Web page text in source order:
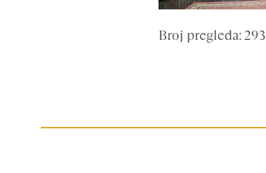
Broj pregleda: 293